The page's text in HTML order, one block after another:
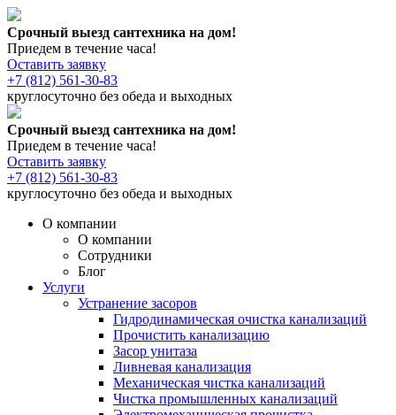
Срочный выезд сантехника на дом!
Приедем в течение часа!
Оставить заявку
+7 (812) 561-30-83
круглосуточно без обеда и выходных
Срочный выезд сантехника на дом!
Приедем в течение часа!
Оставить заявку
+7 (812) 561-30-83
круглосуточно без обеда и выходных
О компании
О компании
Сотрудники
Блог
Услуги
Устранение засоров
Гидродинамическая очистка канализаций
Прочистить канализацию
Засор унитаза
Ливневая канализация
Механическая чистка канализаций
Чистка промышленных канализаций